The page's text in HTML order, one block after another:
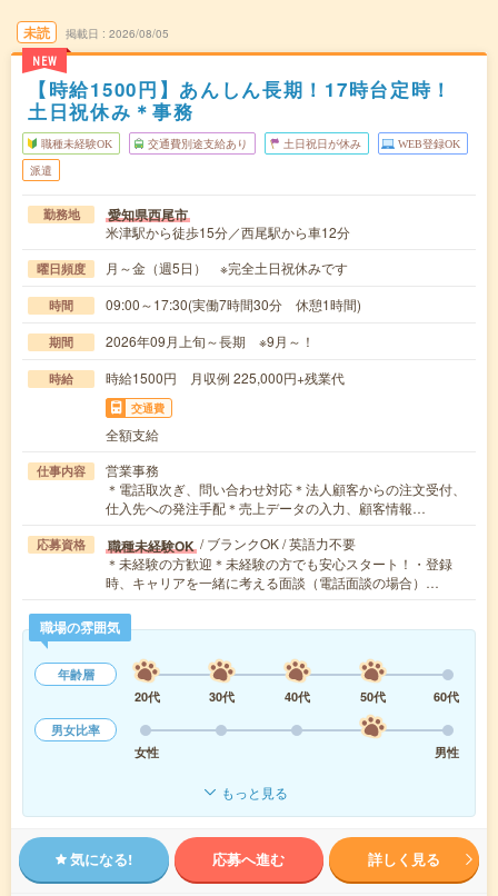
未読
NEW
掲載日 2026/08/05
【時給1500円】あんしん長期！17時台定時！
土日祝休み＊事務
職種未経験OK 交通費別途支給あり 土日祝日が休み WEB登録OK
派遣
勤務地 愛知県西尾市
米津駅から徒歩15分／西尾駅から車12分
曜日頻度 月～金（週5日） ※完全土日祝休みです
時間 09:00～17:30(実働7時間30分 休憩1時間)
期間 2026年09月上旬～長期 ※9月～！
時給 時給1500円 月収例 225,000円+残業代
交通費
全額支給
仕事内容
営業事務
＊電話取次ぎ、問い合わせ対応＊法人顧客からの注文受付、
仕入先への発注手配＊売上データの入力、顧客情報…
応募資格 職種未経験OK / ブランクOK / 英語力不要
＊未経験の方歓迎＊未経験の方でも安心スタート！・登録
時、キャリアを一緒に考える面談（電話面談の場合）…
職場の雰囲気
年齢層
20代
30代 40代 50代
60代
男女比率
女性
男性
もっと見る
気になる! 応募へ進む 詳しく見る